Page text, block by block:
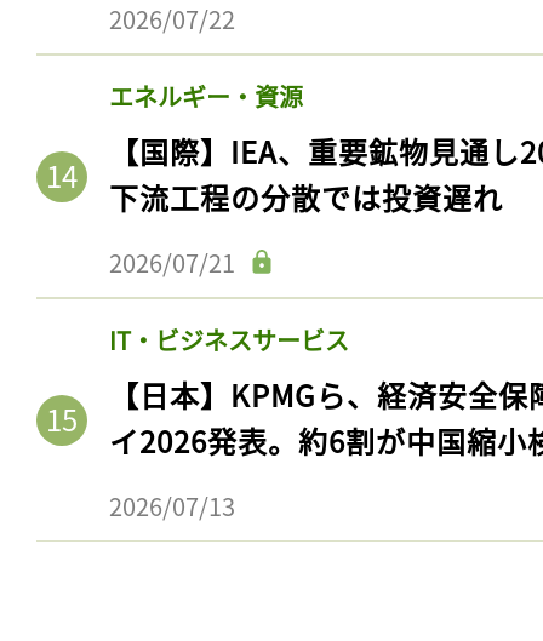
2026/07/22
エネルギー・資源
【国際】IEA、重要鉱物見通
下流工程の分散では投資遅れ
2026/07/21
IT・ビジネスサービス
【日本】KPMGら、経済安全
イ2026発表。約6割が中国縮小
2026/07/13